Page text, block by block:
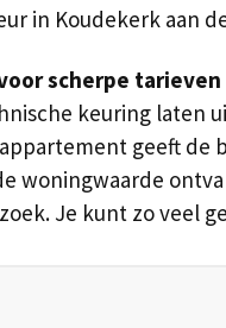
in Koudekerk aan
scherpe
keuring laten
geeft
woningwaarde
Je kunt zo veel